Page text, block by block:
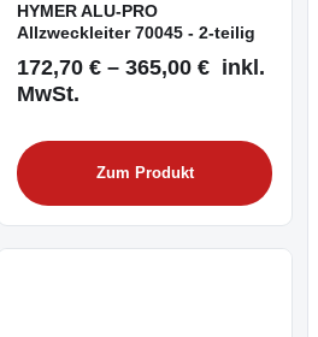
HYMER ALU-PRO
Allzweckleiter 70045 - 2-teilig
172,70 € – 365,00 € inkl.
MwSt.
Zum Produkt